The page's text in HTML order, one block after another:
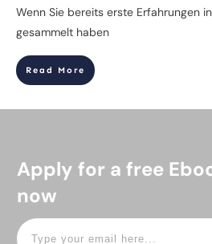
Wenn Sie bereits erste Erfahrungen
gesammelt haben
Read More
Apply for a free
now